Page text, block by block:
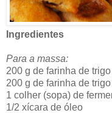
Ingredientes
Para a massa:
200 g de farinha de trigo
200 g de farinha de
1 colher (sopa) de
1/2 xícara de óleo